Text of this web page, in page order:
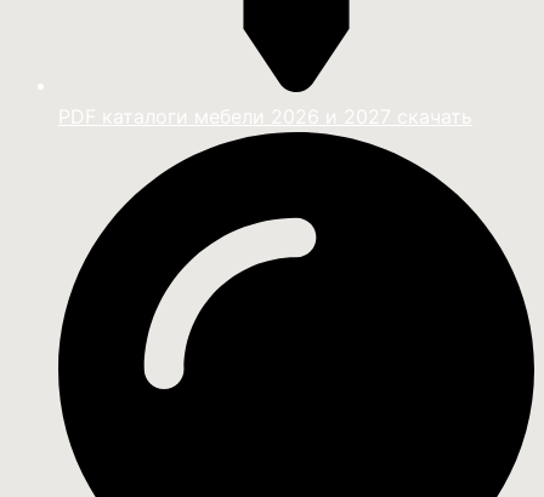
PDF каталоги мебели 2026 и 2027 скачать